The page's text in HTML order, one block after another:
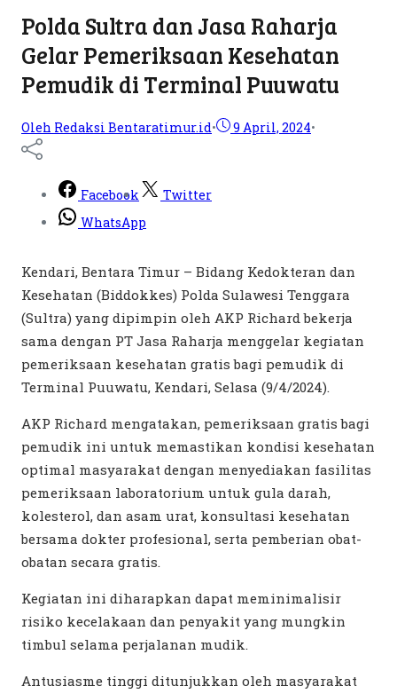
Polda Sultra dan Jasa Raharja
Gelar Pemeriksaan Kesehatan
Pemudik di Terminal Puuwatu
Oleh Redaksi Bentaratimur.id• 9 April, 2024•
Facebook
Twitter
WhatsApp
Kendari, Bentara Timur – Bidang Kedokteran dan
Kesehatan (Biddokkes) Polda Sulawesi Tenggara
(Sultra) yang dipimpin oleh AKP Richard bekerja
sama dengan PT Jasa Raharja menggelar kegiatan
pemeriksaan kesehatan gratis bagi pemudik di
Terminal Puuwatu, Kendari, Selasa (9/4/2024).
AKP Richard mengatakan, pemeriksaan gratis bagi
pemudik ini untuk memastikan kondisi kesehatan
optimal masyarakat dengan menyediakan fasilitas
pemeriksaan laboratorium untuk gula darah,
kolesterol, dan asam urat, konsultasi kesehatan
bersama dokter profesional, serta pemberian obat-
obatan secara gratis.
Kegiatan ini diharapkan dapat meminimalisir
risiko kecelakaan dan penyakit yang mungkin
timbul selama perjalanan mudik.
Antusiasme tinggi ditunjukkan oleh masyarakat